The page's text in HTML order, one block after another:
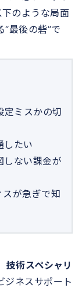
のような局面
最後の砦”で
定ミスかの切
したい
しない課金が
が急ぎで知
術スペシャリ
ジネスサポート